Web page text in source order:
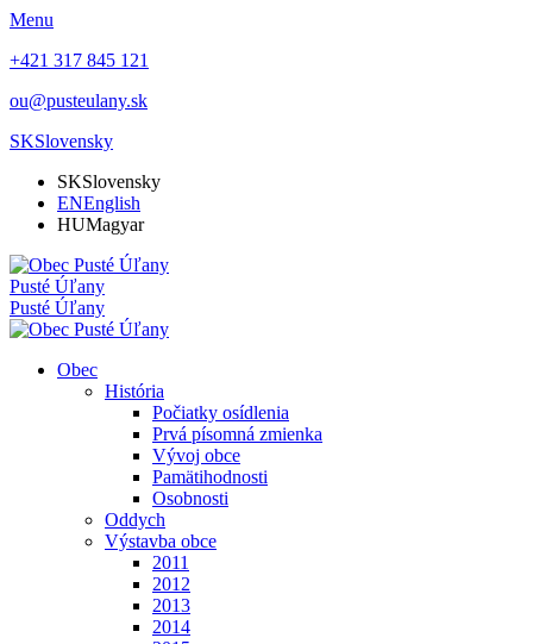
Menu
+421 317 845 121
ou@pusteulany.sk
SKSlovensky
SKSlovensky
ENEnglish
HUMagyar
Pusté Úľany
Pusté Úľany
Obec
História
Počiatky osídlenia
Prvá písomná zmienka
Vývoj obce
Pamätihodnosti
Osobnosti
Oddych
Výstavba obce
2011
2012
2013
2014